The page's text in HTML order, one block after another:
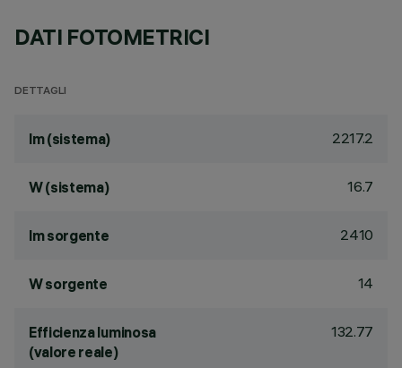
DATI FOTOMETRICI
DETTAGLI
lm (sistema) 2217.2
W (sistema) 16.7
lm sorgente 2410
W sorgente 14
Efficienza luminosa
(valore reale)
132.77